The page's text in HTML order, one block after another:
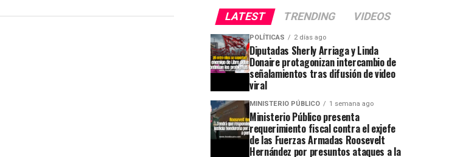
LATEST TRENDING VIDEOS
POLÍTICAS 2 días ago
Diputadas Sherly Arriaga y Linda
Donaire protagonizan intercambio de
señalamientos tras difusión de video
viral
MINISTERIO PÚBLICO 1 semana ago
Ministerio Público presenta
requerimiento fiscal contra el exjefe
de las Fuerzas Armadas Roosevelt
Hernández por presuntos ataques a la